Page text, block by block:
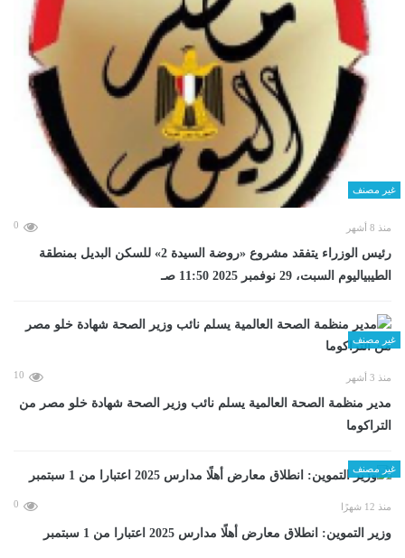
غير مصنف
منذ 8 أشهر 0
رئيس الوزراء يتفقد مشروع «روضة السيدة 2» للسكن البديل بمنطقة
الطيبياليوم السبت، 29 نوفمبر 2025 11:50 صـ
غير مصنف
منذ 3 أشهر 10
مدير منظمة الصحة العالمية يسلم نائب وزير الصحة شهادة خلو مصر من
التراكوما
غير مصنف
منذ 12 شهرًا 0
وزير التموين: انطلاق معارض أهلًا مدارس 2025 اعتبارا من 1 سبتمبر